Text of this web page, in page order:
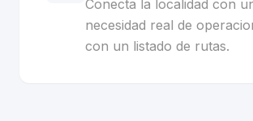
Conecta la localidad con
necesidad real de
con un listado de rutas.